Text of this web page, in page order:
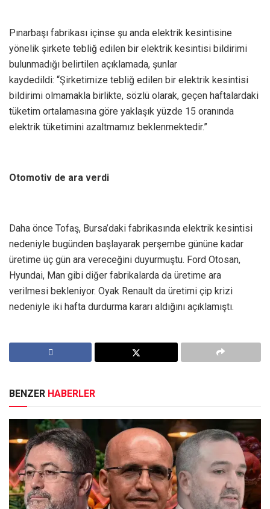
Pınarbaşı fabrikası içinse şu anda elektrik kesintisine
yönelik şirkete tebliğ edilen bir elektrik kesintisi bildirimi
bulunmadığı belirtilen açıklamada, şunlar
kaydedildi: “Şirketimize tebliğ edilen bir elektrik kesintisi
bildirimi olmamakla birlikte, sözlü olarak, geçen haftalardaki
tüketim ortalamasına göre yaklaşık yüzde 15 oranında
elektrik tüketimini azaltmamız beklenmektedir.”
Otomotiv de ara verdi
Daha önce Tofaş, Bursa’daki fabrikasında elektrik kesintisi
nedeniyle bugünden başlayarak perşembe gününe kadar
üretime üç gün ara vereceğini duyurmuştu. Ford Otosan,
Hyundai, Man gibi diğer fabrikalarda da üretime ara
verilmesi bekleniyor. Oyak Renault da üretimi çip krizi
nedeniyle iki hafta durdurma kararı aldığını açıklamıştı.
BENZER HABERLER